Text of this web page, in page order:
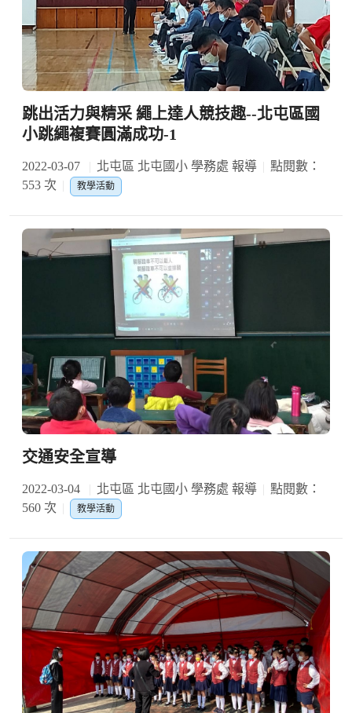
跳出活力與精采 繩上達人競技趣--北屯區國
小跳繩複賽圓滿成功-1
2022-03-07 北屯區 北屯國小 學務處 報導
點閱數：
553 次
教學活動
交通安全宣導
2022-03-04 北屯區 北屯國小 學務處 報導
點閱數：
560 次
教學活動